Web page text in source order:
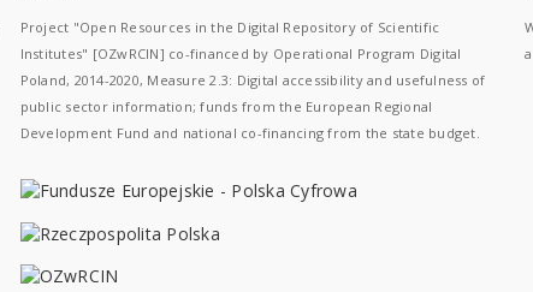
Project "Open Resources in the Digital Repository of Scientific
Institutes" [OZwRCIN] co-financed by Operational Program Digital
Poland, 2014-2020, Measure 2.3: Digital accessibility and usefulness of
public sector information; funds from the European Regional
Development Fund and national co-financing from the state budget.